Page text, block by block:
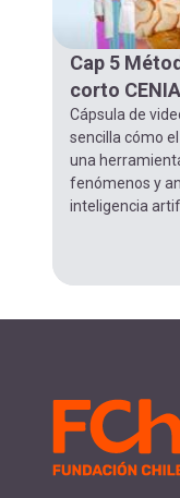
Cap 5
corto CENIA
Cápsula de
sencilla cómo
una
fenómenos y
inteligencia